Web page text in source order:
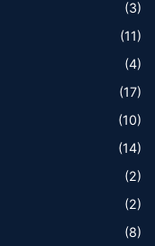
(3)
(11)
(4)
(17)
(10)
(14)
(2)
(2)
(8)